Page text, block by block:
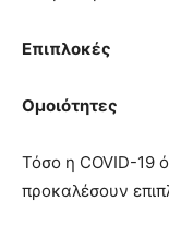
Επιπλοκές
Ομοιότητες
Τόσο η COVID-19
προκαλέσουν